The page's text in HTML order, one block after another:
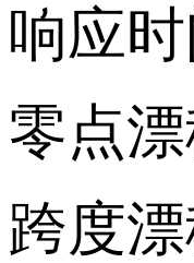
响应
零点
跨度